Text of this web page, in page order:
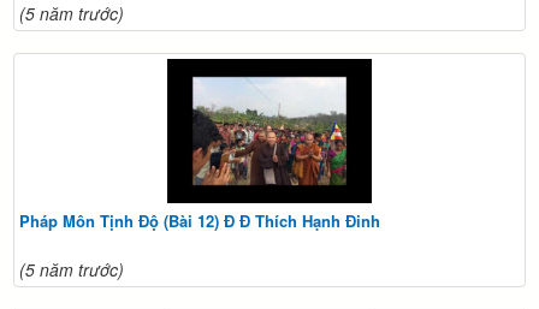
(5 năm trước)
Pháp Môn Tịnh Độ (Bài 12) Đ Đ Thích Hạnh Đinh
(5 năm trước)